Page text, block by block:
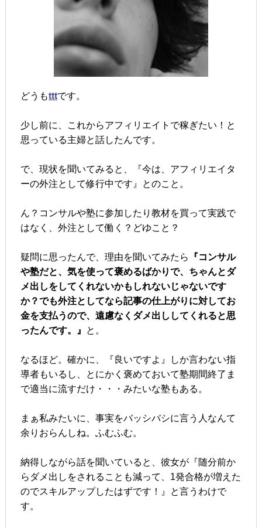
どうもtttです。
少し前に、これからアフィリエイトで稼ぎたい！と
思っている主婦と話したんです。
で、現状を聞いてみると、『今は、アフィリエイタ
ーの外注として修行中です』とのこと。
ん？コンサルや塾に参加したり教材を買って実践で
はなく、外注として働く？どゆこと？
疑問に思ったんで、理由を聞いてみたら
『コンサル
や塾だと、気を使って褒めるばかりで、ちゃんとダ
メ出しをしてくれないかもしれないじゃないです
か？でも外注としてなら記事の仕上がりに対してお
金を支払うので、遠慮なくダメ出ししてくれると思
ったんです。』
と。
なるほど。確かに、『良いですよ』しか言わない指
導者もいるし、とにかく褒めておいて塾期間終了ま
で適当に流すだけ・・・みたいな塾もある。
まぁ私みたいに、事実をバッシバシに言う人なんて
余りおらんしね。ふむふむ。
納得しながら話を聞いていると、彼女が『随分前か
らダメ出しをされることも減って、1発合格が増えた
のでスキルアップしたはずです！』と言うわけで
す。